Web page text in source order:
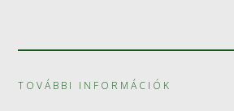
TOVÁBBI INFORMÁCIÓK